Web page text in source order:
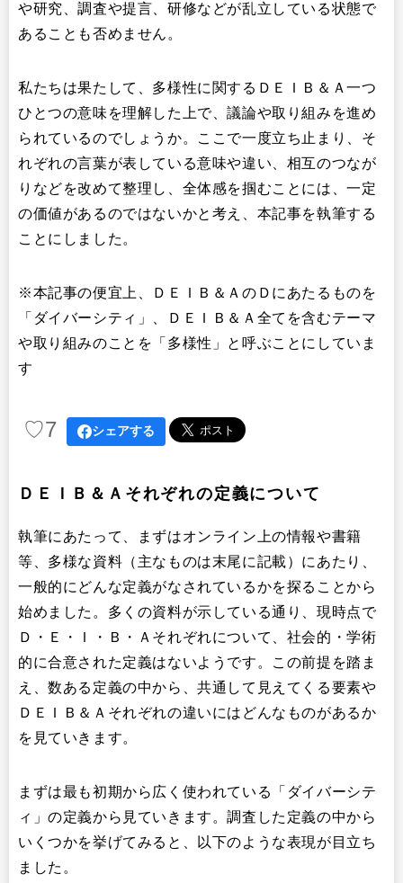
や研究、調査や提言、研修などが乱立している状態で
あることも否めません。
私たちは果たして、多様性に関するＤＥＩＢ＆Ａ一つ
ひとつの意味を理解した上で、議論や取り組みを進め
られているのでしょうか。ここで一度立ち止まり、そ
れぞれの言葉が表している意味や違い、相互のつなが
りなどを改めて整理し、全体感を掴むことには、一定
の価値があるのではないかと考え、本記事を執筆する
ことにしました。
※本記事の便宜上、ＤＥＩＢ＆ＡのＤにあたるものを
「ダイバーシティ」、ＤＥＩＢ＆Ａ全てを含むテーマ
や取り組みのことを「多様性」と呼ぶことにしていま
す
♡7 シェアする
ＤＥＩＢ＆Ａそれぞれの定義について
執筆にあたって、まずはオンライン上の情報や書籍
等、多様な資料（主なものは末尾に記載）にあたり、
一般的にどんな定義がなされているかを探ることから
始めました。多くの資料が示している通り、現時点で
Ｄ・Ｅ・Ｉ・Ｂ・Ａそれぞれについて、社会的・学術
的に合意された定義はないようです。この前提を踏ま
え、数ある定義の中から、共通して見えてくる要素や
ＤＥＩＢ＆Ａそれぞれの違いにはどんなものがあるか
を見ていきます。
まずは最も初期から広く使われている「ダイバーシテ
ィ」の定義から見ていきます。調査した定義の中から
いくつかを挙げてみると、以下のような表現が目立ち
ました。